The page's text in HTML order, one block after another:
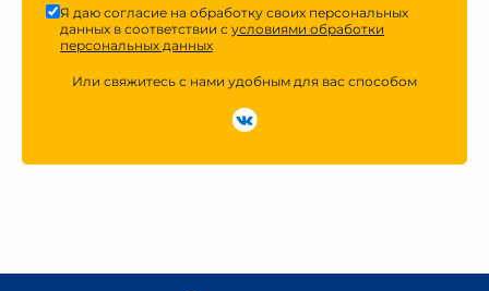
Я даю согласие на обработку своих персональных
данных в соответствии с условиями обработки
персональных данных
Или свяжитесь с нами удобным для вас способом